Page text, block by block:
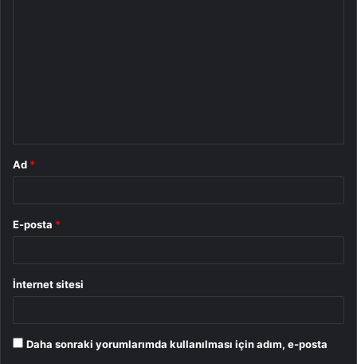
Ad *
E-posta *
İnternet sitesi
Daha sonraki yorumlarımda kullanılması için adım, e-posta